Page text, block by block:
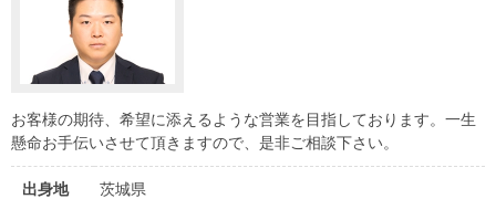
お客様の期待、希望に添えるような営業を目指しております。一生
懸命お手伝いさせて頂きますので、是非ご相談下さい。
出身地 茨城県